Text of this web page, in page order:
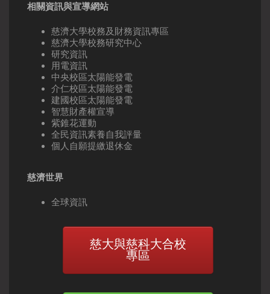
相關資訊與宣導網站
慈濟大學校務及財務資訊專區
慈濟大學校務研究中心
研究資訊
用電資訊
中央校區太陽能發電
介仁校區太陽能發電
建國校區太陽能發電
智慧財產權宣導
紫錐花運動
全民資訊素養自我評量
個人自願提繳退休金
慈濟世界
全球資訊
慈大與慈科大合校
專區